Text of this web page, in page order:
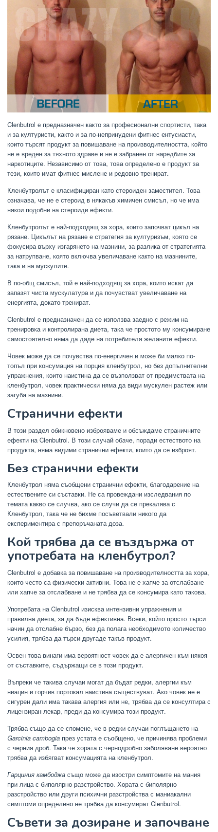
Clenbutrol е предназначен както за професионални спортисти, така
и за културисти, както и за по-непринудени фитнес ентусиасти,
които търсят продукт за повишаване на производителността, който
не е вреден за тяхното здраве и не е забранен от наредбите за
наркотиците. Независимо от това, това определено е продукт за
тези, които имат фитнес мислене и редовно тренират.
Кленбутролът е класифициран като стероиден заместител. Това
означава, че не е стероид в някакъв химичен смисъл, но че има
някои подобни на стероиди ефекти.
Кленбутролът е най-подходящ за хора, които започват цикъл на
рязане. Цикълът на рязане е стратегия за културизъм, която се
фокусира върху изгарянето на мазнини, за разлика от стратегията
за натрупване, която включва увеличаване както на мазнините,
така и на мускулите.
В по-общ смисъл, той е най-подходящ за хора, които искат да
запазят чиста мускулатура и да почувстват увеличаване на
енергията, докато тренират.
Clenbutrol е предназначен да се използва заедно с режим на
тренировка и контролирана диета, така че простото му консумиране
самостоятелно няма да даде на потребителя желаните ефекти.
Човек може да се почувства по-енергичен и може би малко по-
топъл при консумация на порция кленбутрол, но без допълнителни
упражнения, които наистина да се възползват от предимствата на
кленбутрол, човек практически няма да види мускулен растеж или
загуба на мазнини.
Странични ефекти
В този раздел обикновено изброяваме и обсъждаме страничните
ефекти на Clenbutrol. В този случай обаче, поради естеството на
продукта, няма видими странични ефекти, които да се изброят.
Без странични ефекти
Кленбутрол няма съобщени странични ефекти, благодарение на
естествените си съставки. Не са провеждани изследвания по
темата какво се случва, ако се случи да се прекалява с
Кленбутрол, така че не бихме посъветвали никого да
експериментира с препоръчаната доза.
Кой трябва да се въздържа от
употребата на кленбутрол?
Clenbutrol е добавка за повишаване на производителността за хора,
които често са физически активни. Това не е хапче за отслабване
или хапче за отслабване и не трябва да се консумира като такова.
Употребата на Clenbutrol изисква интензивни упражнения и
правилна диета, за да бъде ефективна. Всеки, който просто търси
начин да отслабне бързо, без да полага необходимото количество
усилия, трябва да търси другаде такъв продукт.
Освен това винаги има вероятност човек да е алергичен към някоя
от съставките, съдържащи се в този продукт.
Въпреки че такива случаи могат да бъдат редки, алергии към
ниацин и горчив портокал наистина съществуват. Ако човек не е
сигурен дали има такава алергия или не, трябва да се консултира с
лицензиран лекар, преди да консумира този продукт.
Трябва също да се спомене, че в редки случаи поглъщането на
Garcinia cambogia през устата е съобщено, че причинява проблеми
с черния дроб. Така че хората с чернодробно заболяване вероятно
трябва да избягват консумацията на кленбутрол.
Гарциния камбоджа също може да изостри симптомите на мания
при лица с биполярно разстройство. Хората с биполярно
разстройство или други психични разстройства с маниакални
симптоми определено не трябва да консумират Clenbutrol.
Съвети за дозиране и започване